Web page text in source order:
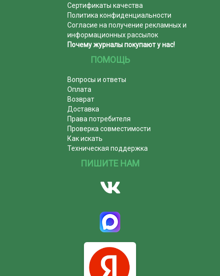
Сертификаты качества
Политика конфиденциальности
Согласие на получение рекламных и
информационных рассылок
Почему журналы покупают у нас!
ПОМОЩЬ
Вопросы и ответы
Оплата
Возврат
Доставка
Права потребителя
Проверка совместимости
Как искать
Техническая поддержка
ПИШИТЕ НАМ